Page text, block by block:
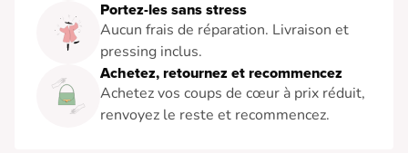
Portez-les sans stress
Aucun frais de réparation. Livraison et
pressing inclus.
Achetez, retournez et recommencez
Achetez vos coups de cœur à prix réduit,
renvoyez le reste et recommencez.